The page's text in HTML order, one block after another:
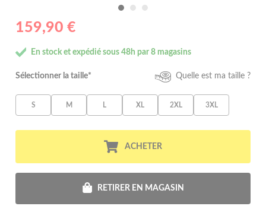
159,90 €
En stock et expédié sous 48h par 8 magasins
Sélectionner la taille* Quelle est ma taille ?
S M L XL 2XL 3XL
ACHETER
RETIRER EN MAGASIN